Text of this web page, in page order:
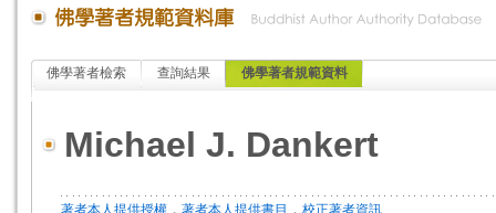
佛學著者檢索 查詢結果 佛學著者規範資料
Michael J. Dankert
著者本人提供授權 ． 著者本人提供書目 ． 校正著者資訊